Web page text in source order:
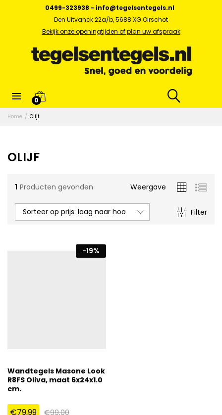
0499-323938 - info@tegelsentegels.nl
Den Uitvanck 22a/b, 5688 XG Oirschot
Bekijk onze openingtijden of plan uw afspraak
0
Home / Olijf
OLIJF
1 Producten gevonden Weergave
Filter
Sorteer op prijs: laag naar hoog
-19%
Wandtegels Masone Look
R8FS Oliva, maat 6x24x1.0
cm.
€79,99 €99,00